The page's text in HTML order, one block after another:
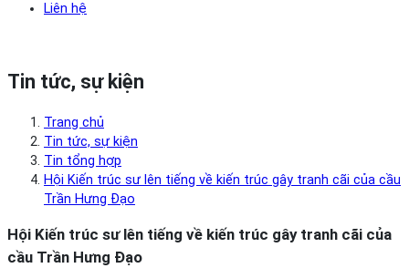
Liên hệ
Tin tức, sự kiện
Trang chủ
Tin tức, sự kiện
Tin tổng hợp
Hội Kiến trúc sư lên tiếng về kiến trúc gây tranh cãi của cầu
Trần Hưng Đạo
Hội Kiến trúc sư lên tiếng về kiến trúc gây tranh cãi của
cầu Trần Hưng Đạo